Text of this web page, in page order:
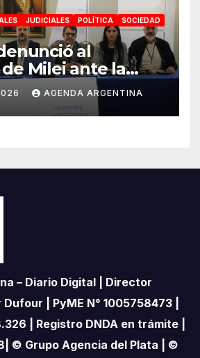
JUDICIALES POLÍTICA
SOCIEDAD
al
Milei ante la
reforma laboral y
a dirigentes
AGENDA ARGENTINA
– Diario Digital | Director
| PyME N° 1005758473 |
| Registro DNDA en trámite |
© Grupo Agencia del Plata | ©